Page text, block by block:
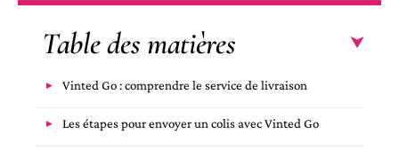
Table des matières
Vinted Go : comprendre le service de livraison
Les étapes pour envoyer un colis avec Vinted Go